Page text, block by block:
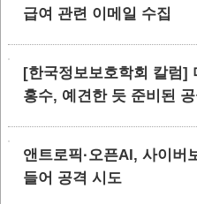
급여 관련 이메일 수집
[한국정보보호학회 칼럼]
홍수, 예견한 듯 준비된
앤트로픽·오픈AI, 사이버
들어 공격 시도